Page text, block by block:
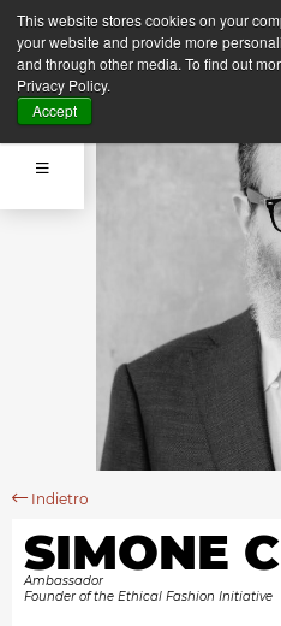
This website stores cookies on your
your website and provide more
and through other media. To find out
Privacy Policy.
Accept
Indietro
SIMONE
Ambassador
Founder of the Ethical Fashion Initiative